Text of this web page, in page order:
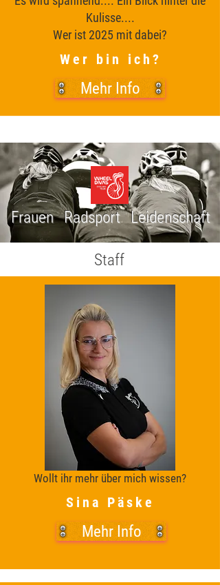
Kulisse....
Wer ist 2025 mit dabei?
Wer bin ich?
Mehr Info
Frauen Radsport Leidenschaft
Staff
Wollt ihr mehr über mich wissen?
Sina Päske
Mehr Info